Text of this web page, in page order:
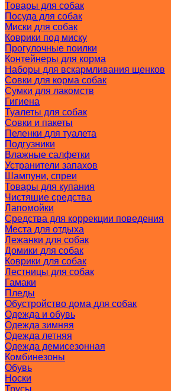
Товары для собак
Посуда для собак
Миски для собак
Коврики под миску
Прогулочные поилки
Контейнеры для корма
Наборы для вскармливания щенков
Совки для корма собак
Сумки для лакомств
Гигиена
Туалеты для собак
Совки и пакеты
Пеленки для туалета
Подгузники
Влажные салфетки
Устранители запахов
Шампуни, спреи
Товары для купания
Чистящие средства
Лапомойки
Средства для коррекции поведения
Места для отдыха
Лежанки для собак
Домики для собак
Коврики для собак
Лестницы для собак
Гамаки
Пледы
Обустройство дома для собак
Одежда и обувь
Одежда зимняя
Одежда летняя
Одежда демисезонная
Комбинезоны
Обувь
Носки
Трусы